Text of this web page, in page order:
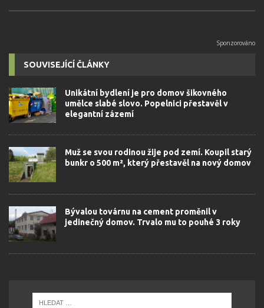
SOUVISEJÍCÍ ČLÁNKY
Unikátní bydlení je pro domov šikovného
umělce slabé slovo. Popelnici přestavěl v
elegantní zázemí
Muž se svou rodinou žije pod zemí. Koupil starý
bunkr o 500 m², který přestavěl na nový domov
Bývalou továrnu na cement proměnil v
jedinečný domov. Trvalo mu to pouhé 3 roky